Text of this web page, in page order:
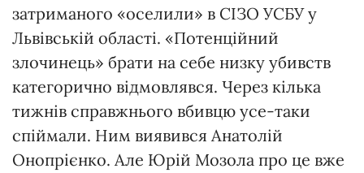
затриманого «оселили» в СІЗО УСБУ у
Львівській області. «Потенційний
злочинець» брати на себе низку убивств
категорично відмовлявся. Через кілька
тижнів справжнього вбивцю усе-таки
спіймали. Ним виявився Анатолій
Онопрієнко. Але Юрій Мозола про це вже